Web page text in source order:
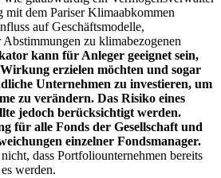
dem Pariser Klimaabkommen
auf Geschäftsmodelle,
Abstimmungen zu klimabezogenen
kann für Anleger geeignet sein,
erzielen möchten und sogar
Unternehmen zu investieren, um
zu verändern. Das Risiko eines
jedoch berücksichtigt werden.
für alle Fonds der Gesellschaft und
einzelner Fondsmanager.
dass Portfoliounternehmen bereits
werden.